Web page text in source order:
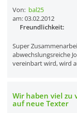
Von: bal25
am: 03.02.2012
Freundlichkeit:
Super
abwechslungsreiche
vereinbart wird, wird
Wir haben viel zu
auf neue Texter